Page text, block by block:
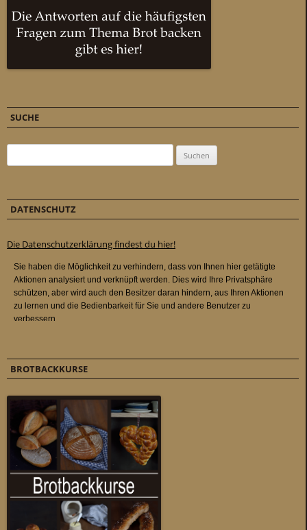
SUCHE
DATENSCHUTZ
Die Datenschutzerklärung findest du hier!
BROTBACKKURSE